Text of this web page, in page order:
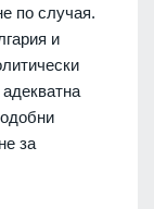
по случая.
и
за